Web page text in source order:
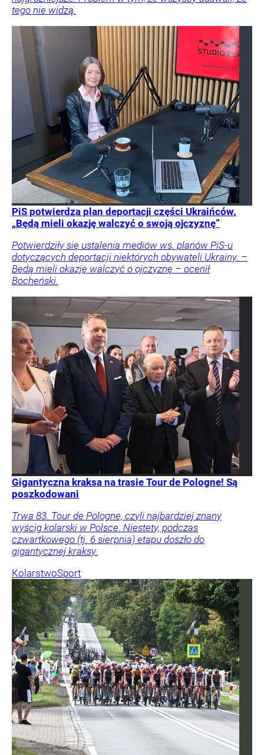
tego nie widzą.
PiS potwierdza plan deportacji części Ukraińców.
„Będą mieli okazję walczyć o swoją ojczyznę”
Potwierdziły się ustalenia mediów ws. planów PiS-u
dotyczących deportacji niektórych obywateli Ukrainy. –
Będą mieli okazję walczyć o ojczyznę – ocenił
Bocheński.
Gigantyczna kraksa na trasie Tour de Pologne! Są
poszkodowani
Trwa 83. Tour de Pologne, czyli najbardziej znany
wyścig kolarski w Polsce. Niestety, podczas
czwartkowego (tj. 6 sierpnia) etapu doszło do
gigantycznej kraksy.
KolarstwoSport